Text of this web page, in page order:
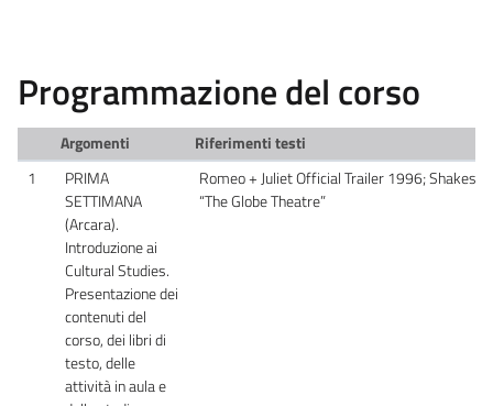
Programmazione del corso
Argomenti
Riferimenti testi
1
PRIMA
SETTIMANA
(Arcara).
Introduzione ai
Cultural Studies.
Presentazione dei
contenuti del
corso, dei libri di
testo, delle
attività in aula e
Romeo + Juliet Official Trailer 1996;
“The Globe Theatre”